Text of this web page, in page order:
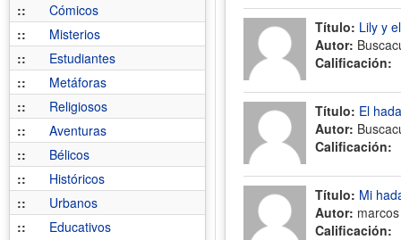
::
Cómicos
::
Misterios
::
Estudiantes
::
Metáforas
::
Religiosos
::
Aventuras
::
Bélicos
::
Históricos
::
Urbanos
::
Educativos
Título: Lily y
Autor:
Calificación:
Título: El
Autor:
Calificación:
Título: Mi
Autor:
Calificación: